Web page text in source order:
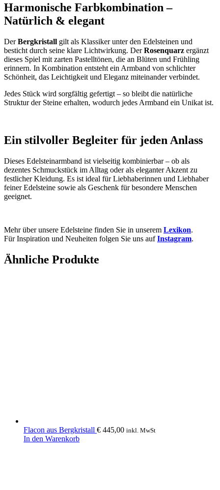
Harmonische Farbkombination –
Natürlich & elegant
DerBergkristall gilt als Klassiker unter den Edelsteinen und
besticht durch seine klare Lichtwirkung. DerRosenquarz ergänzt
dieses Spiel mit zarten Pastelltönen, die an Blüten und Frühling
erinnern. In Kombination entsteht ein Armband von schlichter
Schönheit, das Leichtigkeit und Eleganz miteinander verbindet.
Jedes Stück wird sorgfältig gefertigt – so bleibt die natürliche
Struktur der Steine erhalten, wodurch jedes Armband ein Unikat ist.
Ein stilvoller Begleiter für jeden Anlass
Dieses Edelsteinarmband ist vielseitig kombinierbar – ob als
dezentes Schmuckstück im Alltag oder als eleganter Akzent zu
festlicher Kleidung. Es ist ideal für Liebhaberinnen und Liebhaber
feiner Edelsteine sowie als Geschenk für besondere Menschen
geeignet.
Mehr über unsere Edelsteine finden Sie in unserem Lexikon.
Für Inspiration und Neuheiten folgen Sie uns aufInstagram.
Ähnliche Produkte
Flacon aus Bergkristall € 445,00 inkl. MwSt
In den Warenkorb